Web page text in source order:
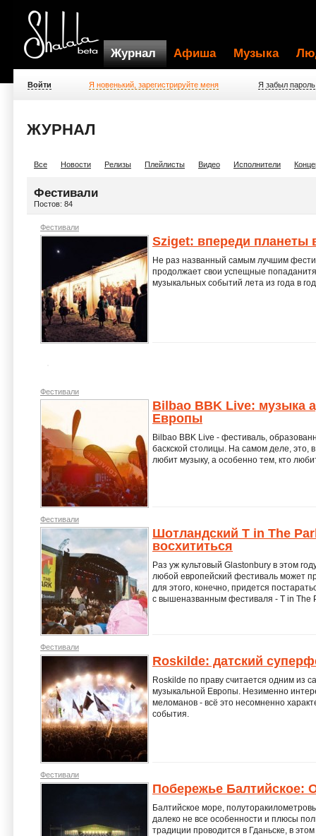
Журнал Афиша Музыка
Войти Я новенький, зарегистрируйте меня Я забыл пароль
ЖУРНАЛ
Все Новости Релизы Плейлисты Видео Исполнители
Фестивали
Постов: 84
Фестивали
Sziget: впереди планеты
Не раз названный самым лучшим
продолжает свои успещные
музыкальных событий лета из года в
Фестивали
Bilbao BBK Live: музыка
Европы
Bilbao BBK Live - фестиваль,
баскской столицы. На самом деле, это,
любит музыку, а особенно тем, кто
Фестивали
Шотландский T in The
восхититься
Раз уж культовый Glastonbury в этом
любой европейский фестиваль может
для этого, конечно, придется
с вышеназванным фестиваля - T in The
Фестивали
Roskilde: датский
Roskilde по праву считается одним из
музыкальной Европы. Незименно
меломанов - всё это несомненно
события.
Фестивали
Побережье Балтийское:
Балтийское море,
далеко не все особенности и плюсы
традиции проводится в Гданьске, в